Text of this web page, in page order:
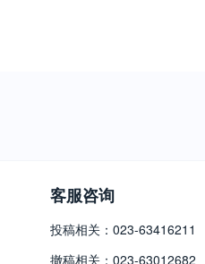
客服咨询
投稿相关：023-63416211
撤稿相关：023-63012682